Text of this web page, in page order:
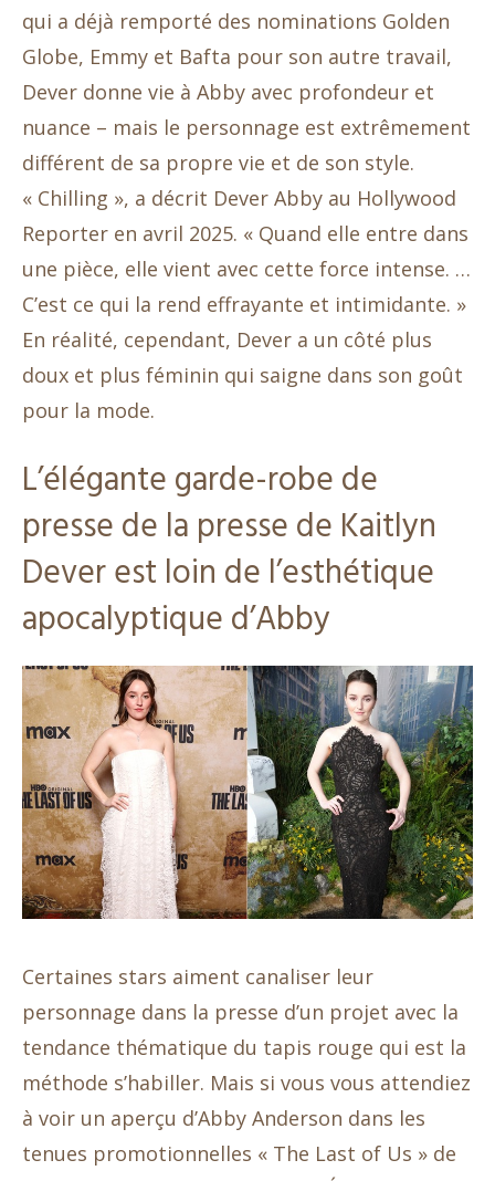
qui a déjà remporté des nominations Golden
Globe, Emmy et Bafta pour son autre travail,
Dever donne vie à Abby avec profondeur et
nuance – mais le personnage est extrêmement
différent de sa propre vie et de son style.
« Chilling », a décrit Dever Abby au Hollywood
Reporter en avril 2025. « Quand elle entre dans
une pièce, elle vient avec cette force intense. …
C’est ce qui la rend effrayante et intimidante. »
En réalité, cependant, Dever a un côté plus
doux et plus féminin qui saigne dans son goût
pour la mode.
L’élégante garde-robe de
presse de la presse de Kaitlyn
Dever est loin de l’esthétique
apocalyptique d’Abby
Certaines stars aiment canaliser leur
personnage dans la presse d’un projet avec la
tendance thématique du tapis rouge qui est la
méthode s’habiller. Mais si vous vous attendiez
à voir un aperçu d’Abby Anderson dans les
tenues promotionnelles « The Last of Us » de